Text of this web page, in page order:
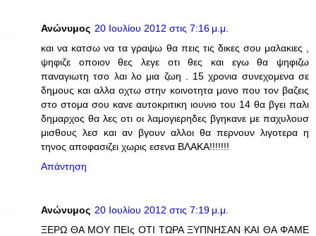
Ανώνυμος 20 Ιουλίου 2012 στις 7:16 μ.μ.
και να κατσω να τα γραψω θα πεις τις δικες σου μαλακιες ,
ψηφιζε οποιον θες λεγε οτι θες και εγω θα ψηφιζω
παναγιωτη τσο λαι λο μια ζωη . 15 χρονια συνεχομενα σε
δημους και αλλα οχτω στην κοινοτητα μονο που τον βαζεις
στο στομα σου κανε αυτοκριτικη ιουνιο του 14 θα βγει παλι
δημαρχος θα λες οτι οι λαμογιερηδες βγηκανε με παχυλουσ
μισθους λεσ και αν βγουν αλλοι θα περνουν λιγοτερα η
τηνος αποφασιζει χωρις εσενα ΒΛΑΚΑ!!!!!!!
Απάντηση
Ανώνυμος 20 Ιουλίου 2012 στις 7:19 μ.μ.
ΞΕΡΩ ΘΑ ΜΟΥ ΠΕΙς ΟΤΙ ΤΩΡΑ ΞΥΠΝΗΣΑΝ ΚΑΙ ΘΑ ΦΑΜΕ